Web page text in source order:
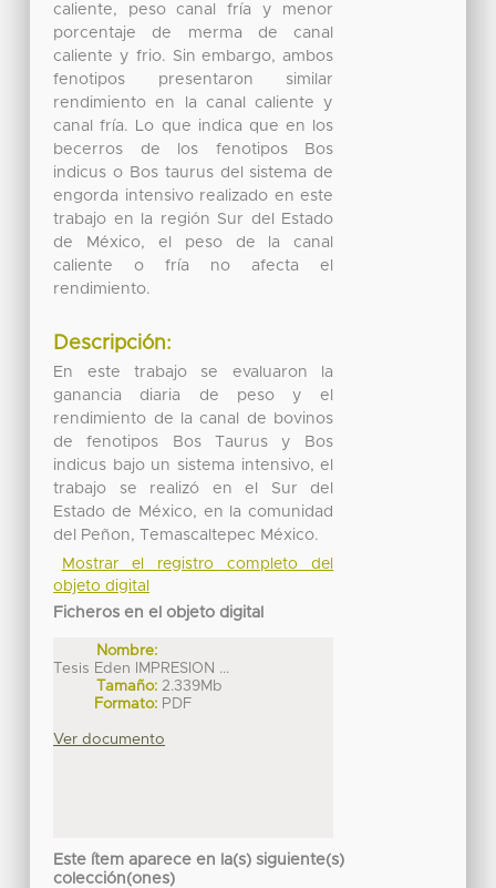
caliente, peso canal fría y menor
porcentaje de merma de canal
caliente y frio. Sin embargo, ambos
fenotipos presentaron similar
rendimiento en la canal caliente y
canal fría. Lo que indica que en los
becerros de los fenotipos Bos
indicus o Bos taurus del sistema de
engorda intensivo realizado en este
trabajo en la región Sur del Estado
de México, el peso de la canal
caliente o fría no afecta el
rendimiento.
Descripción:
En este trabajo se evaluaron la
ganancia diaria de peso y el
rendimiento de la canal de bovinos
de fenotipos Bos Taurus y Bos
indicus bajo un sistema intensivo, el
trabajo se realizó en el Sur del
Estado de México, en la comunidad
del Peñon, Temascaltepec México.
Mostrar el registro completo del
objeto digital
Ficheros en el objeto digital
Nombre:
Tesis Eden IMPRESION ...
Tamaño: 2.339Mb
Formato: PDF
Ver documento
Este ítem aparece en la(s) siguiente(s)
colección(ones)